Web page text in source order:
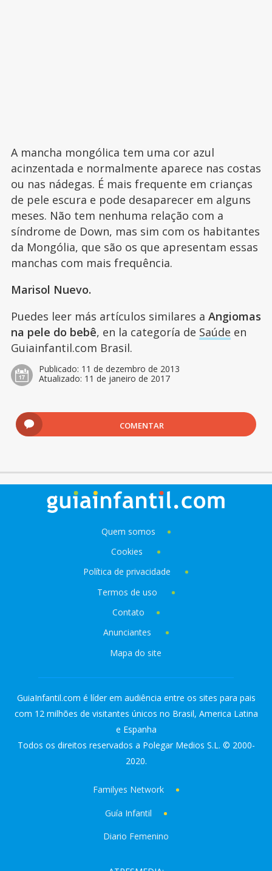
A mancha mongólica tem uma cor azul
acinzentada e normalmente aparece nas costas
ou nas nádegas. É mais frequente em crianças
de pele escura e pode desaparecer em alguns
meses. Não tem nenhuma relação com a
síndrome de Down, mas sim com os habitantes
da Mongólia, que são os que apresentam essas
manchas com mais frequência.
Marisol Nuevo.
Puedes leer más artículos similares a Angiomas
na pele do bebê, en la categoría de Saúde en
Guiainfantil.com Brasil.
Publicado: 11 de dezembro de 2013
Atualizado: 11 de janeiro de 2017
COMENTAR
Quem somos
Cookies
Política de privacidade
Termos de uso
Contato
Anunciantes
Mapa do site
GuiaInfantil.com é líder em audiência entre os sites para pais
com 12 milhões de visitantes únicos no Brasil, America Latina
e Espanha
Todos os direitos reservados a Polegar Medios S.L. © 2000-
2020.
Familyes Network
Guía Infantil
Diario Femenino